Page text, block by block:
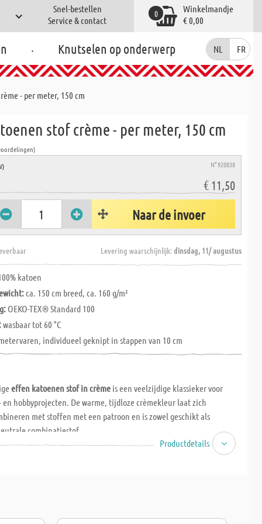
Snel-bestellen
Service & contact
Winkelmandje
€ 0,00
0
. Knutselen op onderwerp NL FR
- per meter, 150 cm
stof crème - per meter, 150 cm
N° 920838
€ 11,50
Naar de invoer
Levering waarschijnlijk:dinsdag, 11/ augustus
katoen
ca. 150 cm breed, ca. 160 g/m²
OEKO-TEX® Standard 100
wasbaar tot 60 °C
individueel geknipt in stappen van 10 cm
effen katoenen stof in crème is een veelzijdige klassieker voor
en hobbyprojecten. De warme, tijdloze crèmekleur laat zich
met stoffen met een patroon en is zowel geschikt als
combinatiestof.
100% katoen, is ca. 150 cm breeden heeft
Productdetails